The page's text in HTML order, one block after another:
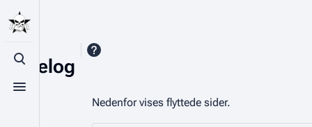
Toggle search
Toggle menu
Flyttelog
Nedenfor vises flyttede sider.